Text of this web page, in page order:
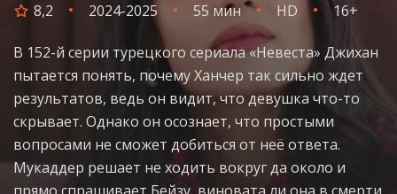
8,2 2024-2025 55 мин HD 16+
В 152-й серии турецкого сериала «Невеста» Джихан
пытается понять, почему Ханчер так сильно ждет
результатов, ведь он видит, что девушка что-то
скрывает. Однако он осознает, что простыми
вопросами не сможет добиться от неё ответа.
Мукаддер решает не ходить вокруг да около и